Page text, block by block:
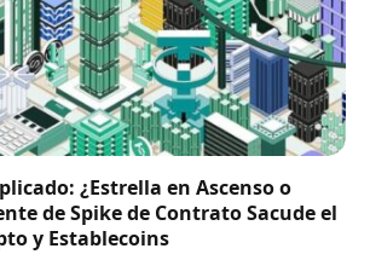
¿Estrella en Ascenso o
de Spike de Contrato Sacude el
y Establecoins